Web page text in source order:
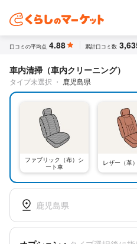
口コミの平均点 4.88 累計口コミ数
車内清掃（車内クリーニング）
タイプ未選択 ・ 鹿児島県
ファブリック（布）シ
ート車
レザー（革
鹿児島県